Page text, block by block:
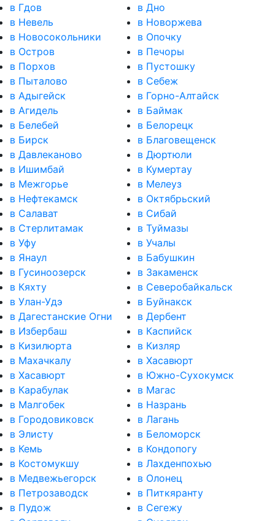
в Гдов
в Дно
в Невель
в Новоржева
в Новосокольники
в Опочку
в Остров
в Печоры
в Порхов
в Пустошку
в Пыталово
в Себеж
в Адыгейск
в Горно-Алтайск
в Агидель
в Баймак
в Белебей
в Белорецк
в Бирск
в Благовещенск
в Давлеканово
в Дюртюли
в Ишимбай
в Кумертау
в Межгорье
в Мелеуз
в Нефтекамск
в Октябрьский
в Салават
в Сибай
в Стерлитамак
в Туймазы
в Уфу
в Учалы
в Янаул
в Бабушкин
в Гусиноозерск
в Закаменск
в Кяхту
в Северобайкальск
в Улан-Удэ
в Буйнакск
в Дагестанские Огни
в Дербент
в Избербаш
в Каспийск
в Кизилюрта
в Кизляр
в Махачкалу
в Хасавюрт
в Хасавюрт
в Южно-Сухокумск
в Карабулак
в Магас
в Малгобек
в Назрань
в Городовиковск
в Лагань
в Элисту
в Беломорск
в Кемь
в Кондопогу
в Костомукшу
в Лахденпохью
в Медвежьегорск
в Олонец
в Петрозаводск
в Питкяранту
в Пудож
в Сегежу